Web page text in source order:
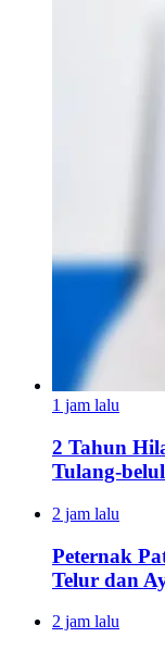
1 jam lalu
2 Tahun
Tulang-
2 jam lalu
Peternak
Telur dan
2 jam lalu